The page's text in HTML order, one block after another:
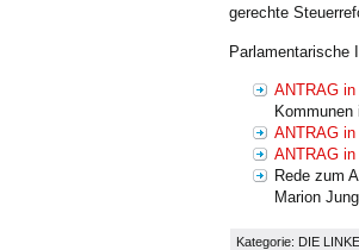
gerechte
Parlamentarische
ANTRAG
ANTRAG
ANTRAG
Rede zum
Marion
Kategorie: DIE LINKE